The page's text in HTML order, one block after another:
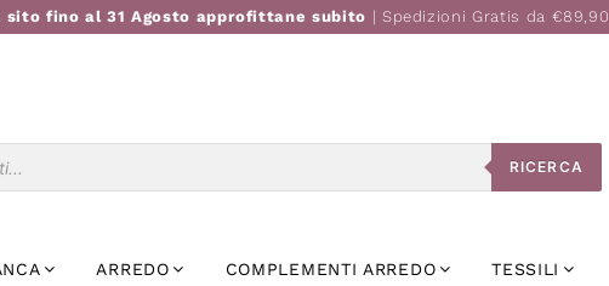
sito fino al 31 Agosto approfittane subito | Spedizioni Gratis da €89,90
RICERCA
ARREDO COMPLEMENTI ARREDO TESSILI